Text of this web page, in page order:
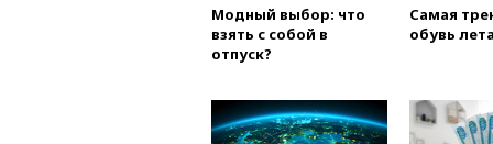
Модный выбор: что
взять с собой в
отпуск?
Самая
обувь